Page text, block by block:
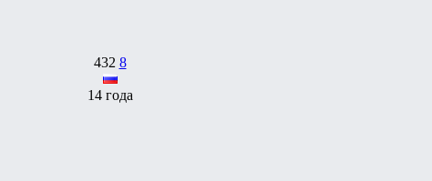
432 8
14 года